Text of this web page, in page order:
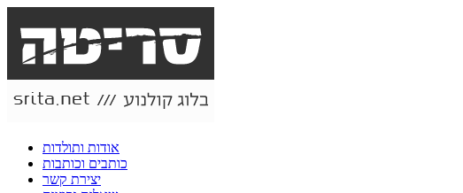
אודות ותולדות
כותבים וכותבות
יצירת קשר